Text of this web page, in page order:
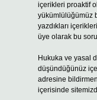
içerikleri proaktif
yükümlülüğümüz
yazdıkları
üye olarak bu
Hukuka ve yasal
düşündüğünüz
adresine
içerisinde